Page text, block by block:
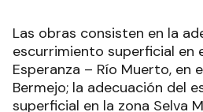
Las obras consisten en la
escurrimiento superficial en
Esperanza – Río Muerto, en
Bermejo; la adecuación del
superficial en la zona Selva